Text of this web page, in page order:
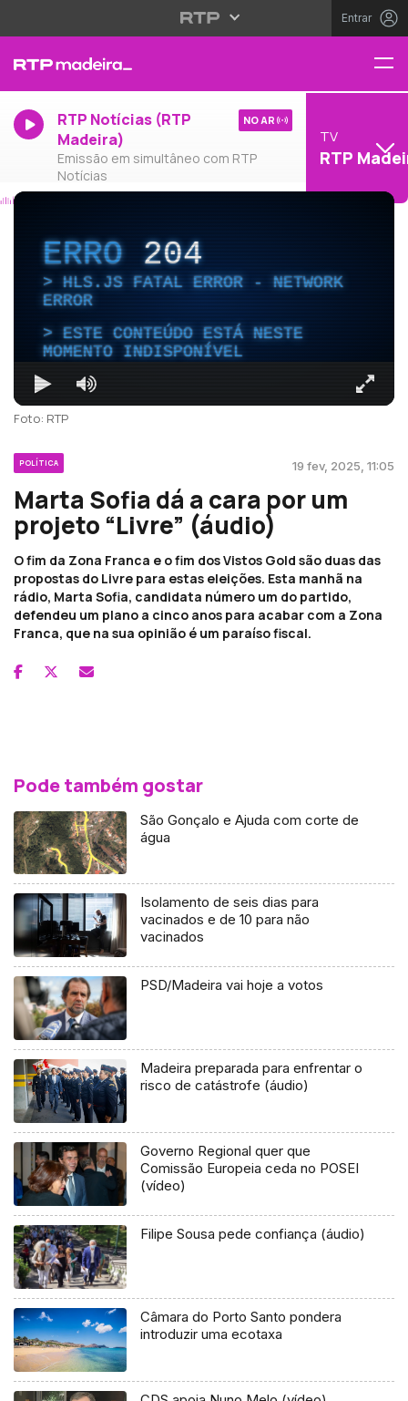
Entrar
RTP Notícias (RTP
Madeira)
Emissão em simultâneo com RTP
Notícias
NO AR
TV
RTP
ERRO204
HLS.JS FATAL ERROR - NETWORK
ERROR
ESTE CONTEÚDO ESTÁ NESTE
MOMENTO INDISPONÍVEL
Foto: RTP
POLÍTICA 19 fev, 2025, 11:05
Marta Sofia dá a cara por um
projeto “Livre” (áudio)
O fim da Zona Franca e o fim dos Vistos Gold são duas das
propostas do Livre para estas eleições. Esta manhã na
rádio, Marta Sofia, candidata número um do partido,
defendeu um plano a cinco anos para acabar com a Zona
Franca, que na sua opinião é um paraíso fiscal.
Pode também gostar
São Gonçalo e Ajuda com corte de
água
Isolamento de seis dias para
vacinados e de 10 para não
vacinados
PSD/Madeira vai hoje a votos
Madeira preparada para enfrentar o
risco de catástrofe (áudio)
Governo Regional quer que
Comissão Europeia ceda no POSEI
(vídeo)
Filipe Sousa pede confiança (áudio)
Câmara do Porto Santo pondera
introduzir uma ecotaxa